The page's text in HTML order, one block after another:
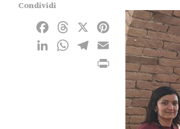
Facebook
Threads
X
Pinterest
LinkedIn
WhatsApp
Telegram
Email
Print